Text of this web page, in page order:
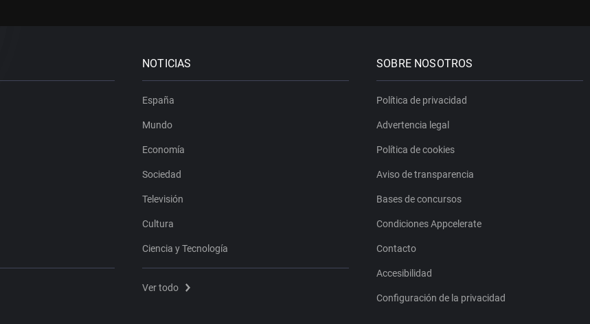
NOTICIAS
España
Mundo
Economía
Sociedad
Televisión
Cultura
Ciencia y Tecnología
Ver todo
SOBRE NOSOTROS
Política de privacidad
Advertencia legal
Política de cookies
Aviso de transparencia
Bases de concursos
Condiciones Appcelerate
Contacto
Accesibilidad
Configuración de la privacidad